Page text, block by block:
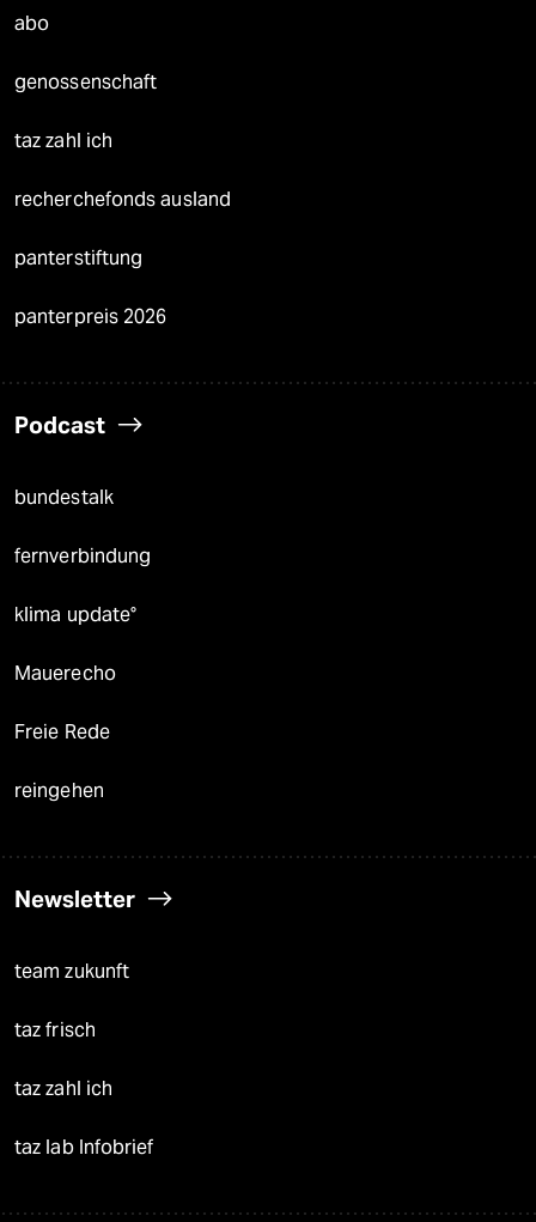
abo
genossenschaft
taz zahl ich
recherchefonds ausland
panterstiftung
panterpreis 2026
Podcast
bundestalk
fernverbindung
klima update°
Mauerecho
Freie Rede
reingehen
Newsletter
team zukunft
taz frisch
taz zahl ich
taz lab Infobrief